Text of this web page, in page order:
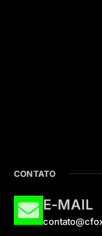
CONTATO
E-MAIL